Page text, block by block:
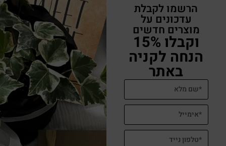
הרשמו לקבלת
עדכונים על
מוצרים חדשים
וקבלו 15%
הנחה לקניה
באתר